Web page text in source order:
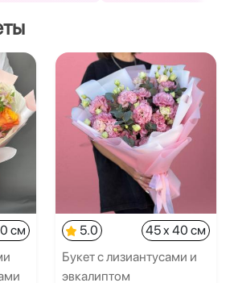
см
5.0
45 x 40 см
Букет с лизиантусами и
эвкалиптом